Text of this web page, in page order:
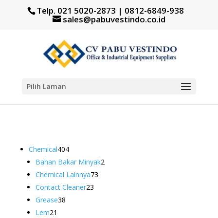
Telp. 021 5020-2873 | 0812-6849-938
sales@pabuvestindo.co.id
Pilih Laman
Chemical404404
Produk
Bahan Bakar Minyak22
Chemical Lainnya7373
Contact Cleaner2323
Grease3838
Lem21